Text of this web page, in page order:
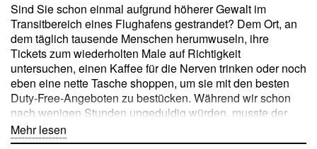
Sind Sie schon einmal aufgrund höherer Gewalt im
Transitbereich eines Flughafens gestrandet? Dem Ort, an
dem täglich tausende Menschen herumwuseln, ihre
Tickets zum wiederholten Male auf Richtigkeit
untersuchen, einen Kaffee für die Nerven trinken oder noch
eben eine nette Tasche shoppen, um sie mit den besten
Duty-Free-Angeboten zu bestücken. Während wir schon
nach wenigen Stunden ungeduldig würden, musste der
iranische Flüchtling Mehran Karimi Nasseri geschlagene
18 Jahre in dieser Situation am Pariser Flughafen
Mehr lesen